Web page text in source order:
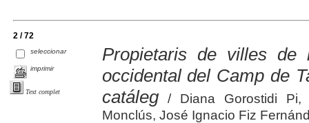
2 / 72
seleccionar
imprimir
Text complet
Propietaris de villes de
occidental del Camp de
catáleg/ Diana Gorostidi Pi,
Monclús, José Ignacio Fiz